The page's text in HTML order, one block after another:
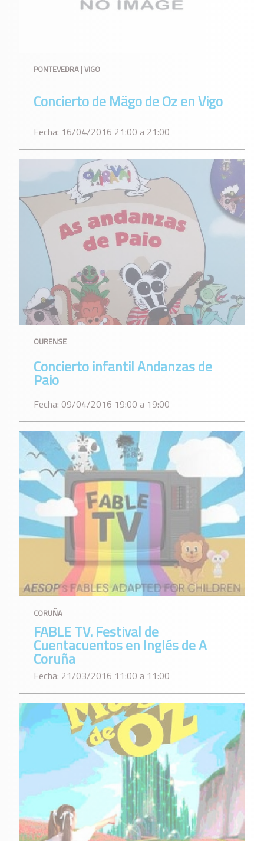
PONTEVEDRA | VIGO
Concierto de Mägo de Oz en Vigo
Fecha: 16/04/2016 21:00 a 21:00
OURENSE
Concierto infantil Andanzas de
Paio
Fecha: 09/04/2016 19:00 a 19:00
CORUÑA
FABLE TV. Festival de
Cuentacuentos en Inglés de A
Coruña
Fecha: 21/03/2016 11:00 a 11:00